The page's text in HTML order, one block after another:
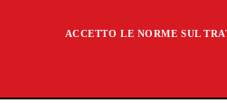
ACCETTO LE NORME SUL